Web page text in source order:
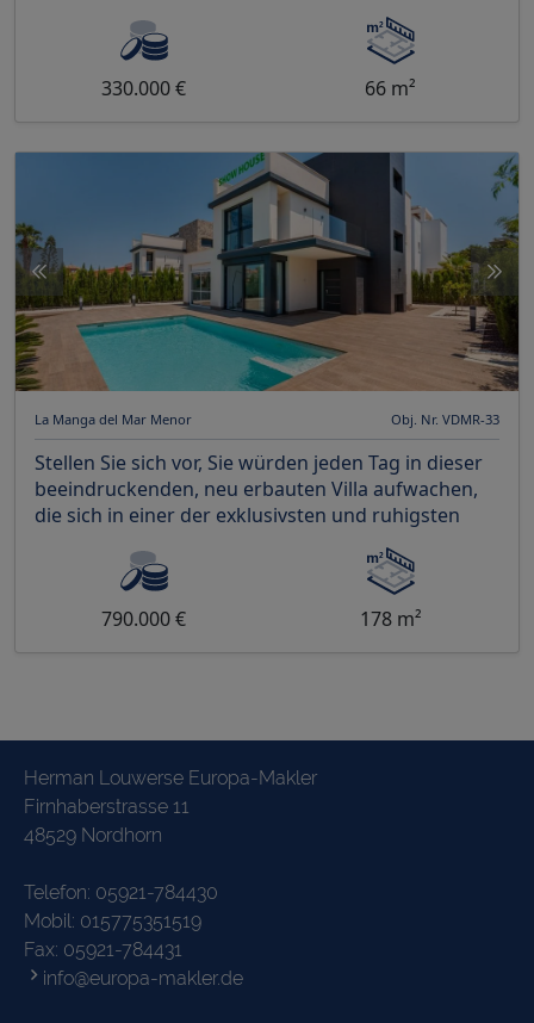
330.000 € 66 m²
La Manga del Mar Menor Obj. Nr. VDMR-33
Stellen Sie sich vor, Sie würden jeden Tag in dieser
beeindruckenden, neu erbauten Villa aufwachen,
die sich in einer der exklusivsten und ruhigsten
790.000 € 178 m²
Herman Louwerse Europa-Makler
Firnhaberstrasse 11
48529 Nordhorn
Telefon: 05921-784430
Mobil: 015775351519
Fax: 05921-784431
info@europa-makler.de